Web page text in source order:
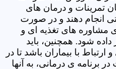
تمرینات و درمان های
انجام دهند و در صورت
ی مشاوره های تغذیه ای و
شود. همچنین، باید
با بیماران باشد تا در
برنامه ی درمانی، به آنها